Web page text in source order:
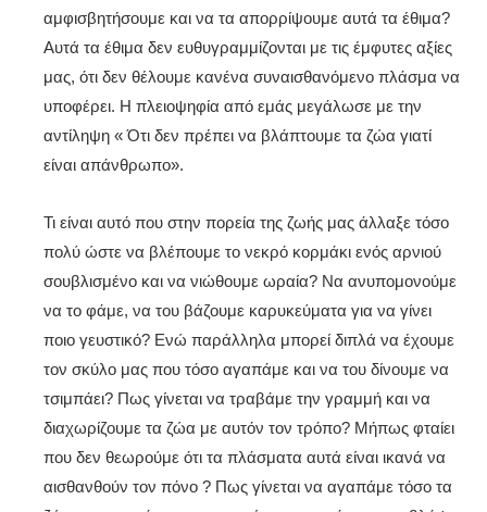
αμφισβητήσουμε και να τα απορρίψουμε αυτά τα έθιμα?
Αυτά τα έθιμα δεν ευθυγραμμίζονται με τις έμφυτες αξίες
μας, ότι δεν θέλουμε κανένα συναισθανόμενο πλάσμα να
υποφέρει. Η πλειοψηφία από εμάς μεγάλωσε με την
αντίληψη « Ότι δεν πρέπει να βλάπτουμε τα ζώα γιατί
είναι απάνθρωπο».
Τι είναι αυτό που στην πορεία της ζωής μας άλλαξε τόσο
πολύ ώστε να βλέπουμε το νεκρό κορμάκι ενός αρνιού
σουβλισμένο και να νιώθουμε ωραία? Να ανυπομονούμε
να το φάμε, να του βάζουμε καρυκεύματα για να γίνει
ποιο γευστικό? Ενώ παράλληλα μπορεί διπλά να έχουμε
τον σκύλο μας που τόσο αγαπάμε και να του δίνουμε να
τσιμπάει? Πως γίνεται να τραβάμε την γραμμή και να
διαχωρίζουμε τα ζώα με αυτόν τον τρόπο? Μήπως φταίει
που δεν θεωρούμε ότι τα πλάσματα αυτά είναι ικανά να
αισθανθούν τον πόνο ? Πως γίνεται να αγαπάμε τόσο τα